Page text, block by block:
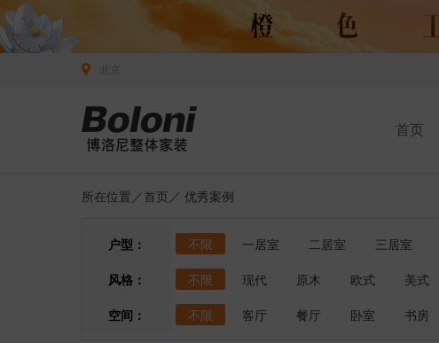
首页
所在位置／首页 ／ 优秀案例
户型： 不限 一居室 二居室 三居室
风格：
不限 现代 原木 欧式 美式
空间：
不限 客厅 餐厅 卧室 书房